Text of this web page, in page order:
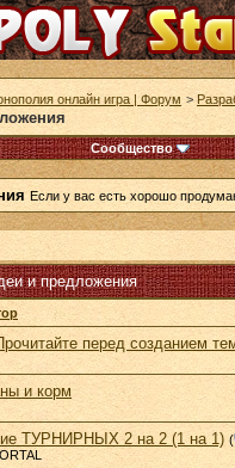
онлайн игра | Форум >
Сообщество
Если у вас есть хорошо
и предложения
перед созданием
и корм
ТУРНИРНЫХ 2 на 2 (1 на 1) (